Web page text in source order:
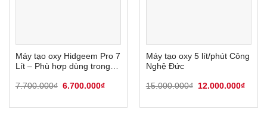
Máy tạo oxy Hidgeem Pro 7
Lít – Phù hợp dùng trong
7.700.000₫ Giá
7.700.000₫.
6.700.000₫Giá
là:
Máy tạo oxy 5 lít/phút Công
Nghệ Đức
15.000.000₫
Giá
15.000.000₫.
12.000.000₫Giá
là: